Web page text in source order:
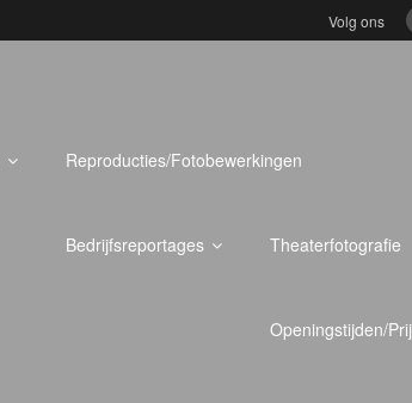
Volg ons
Reproducties/Fotobewerkingen
Bedrijfsreportages Theaterfotografie
Openingstijden/